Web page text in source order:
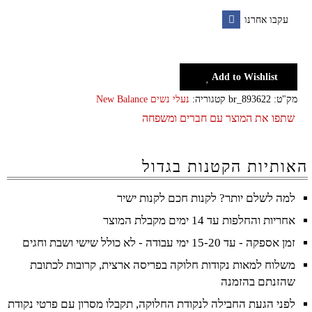
W520RL3
עקבו אחרנו
Add to Wishlist
מק"ט: br_893622 קטגוריה: נעלי נשים New Balance
שתפו את המוצר עם חברים ומשפחה
האותיות הקטנות בגדול
למה לשלם יותר? לקנות חכם לקנות ישיר
אחריות והחלפות עד 14 ימים מקבלת המוצר
זמן אספקה - עד 15-20 ימי עבודה - לא כולל שישי ושבת וחגים
משלוח למאות נקודות חלוקה בפריסה ארצית, קרובות לכתובת
שהזנתם בהזמנה
לפני הגעת החבילה לנקודת החלוקה, תקבלו מסרון עם פרטי נקודת